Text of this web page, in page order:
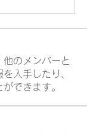
のメンバーと
入手したり、
できます。